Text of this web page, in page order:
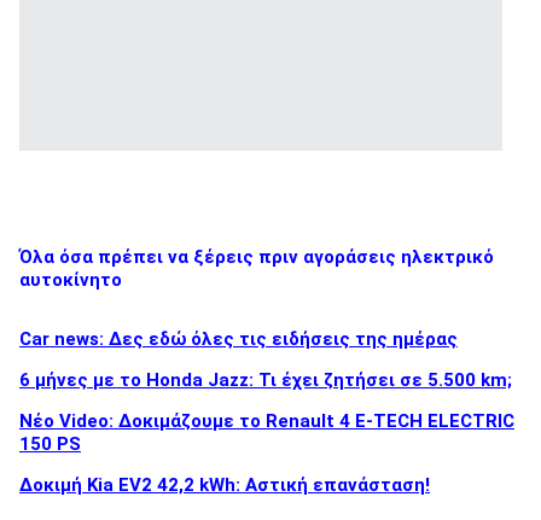
Όλα όσα πρέπει να ξέρεις πριν αγοράσεις ηλεκτρικό
αυτοκίνητο
Car news: Δες εδώ όλες τις ειδήσεις της ημέρας
6 μήνες με το Honda Jazz: Τι έχει ζητήσει σε 5.500 km;
Νέο Video: Δοκιμάζουμε το Renault 4 E-TECH ELECTRIC
150 PS
Δοκιμή Kia EV2 42,2 kWh: Αστική επανάσταση!